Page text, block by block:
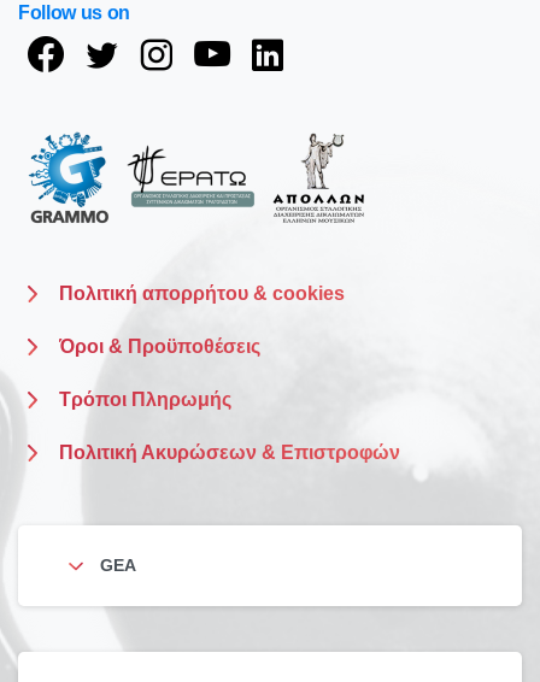
Follow us on
Πολιτική απορρήτου & cookies
Όροι & Προϋποθέσεις
Τρόποι Πληρωμής
Πολιτική Ακυρώσεων & Επιστροφών
GEA